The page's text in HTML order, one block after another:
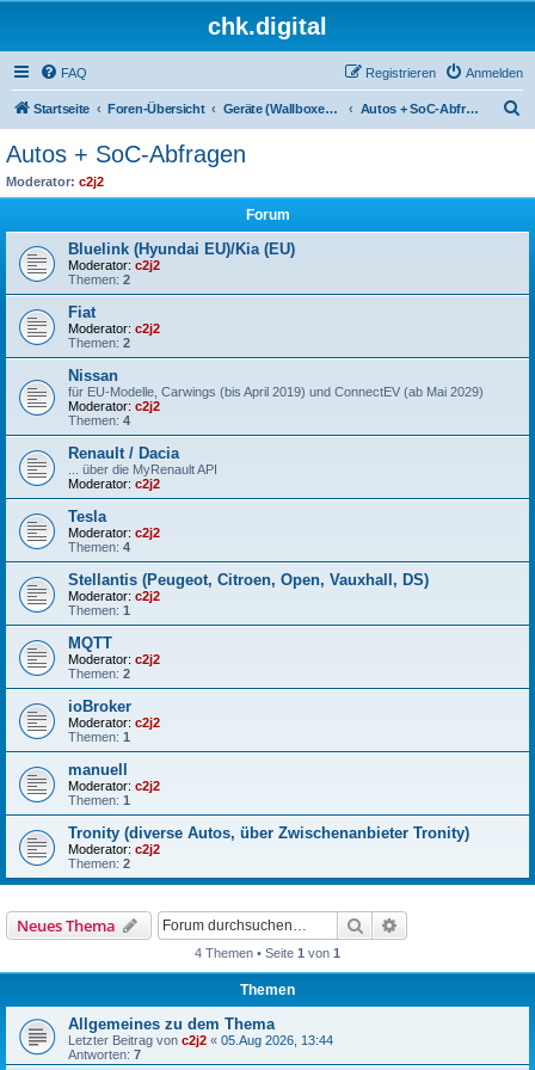
chk.digital
FAQ Anmelden
Registrieren
Startseite Foren-Übersicht Geräte (Wallboxen, Stromquellen, Autos) Autos + SoC-Abfragen
Autos + SoC-Abfragen
Moderator: c2j2
Forum
Bluelink (Hyundai EU)/Kia (EU)
Moderator: c2j2
Themen: 2
Fiat
Moderator: c2j2
Themen: 2
Nissan
für EU-Modelle, Carwings (bis April 2019) und ConnectEV (ab Mai 2029)
Moderator: c2j2
Themen: 4
Renault / Dacia
... über die MyRenault API
Moderator: c2j2
Tesla
Moderator: c2j2
Themen: 4
Stellantis (Peugeot, Citroen, Open, Vauxhall, DS)
Moderator: c2j2
Themen: 1
MQTT
Moderator: c2j2
Themen: 2
ioBroker
Moderator: c2j2
Themen: 1
manuell
Moderator: c2j2
Themen: 1
Tronity (diverse Autos, über Zwischenanbieter Tronity)
Moderator: c2j2
Themen: 2
Neues Thema Suche
4 Themen • Seite 1 von 1
Themen
Allgemeines zu dem Thema
Letzter Beitrag von c2j2 « 05.Aug 2026, 13:44
Antworten: 7